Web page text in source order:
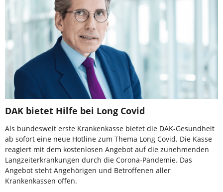
DAK bietet Hilfe bei Long Covid
Als bundesweit erste Krankenkasse bietet die DAK-Gesundheit
ab sofort eine neue Hotline zum Thema Long Covid. Die Kasse
reagiert mit dem kostenlosen Angebot auf die zunehmenden
Langzeiterkrankungen durch die Corona-Pandemie. Das
Angebot steht Angehörigen und Betroffenen aller
Krankenkassen offen.